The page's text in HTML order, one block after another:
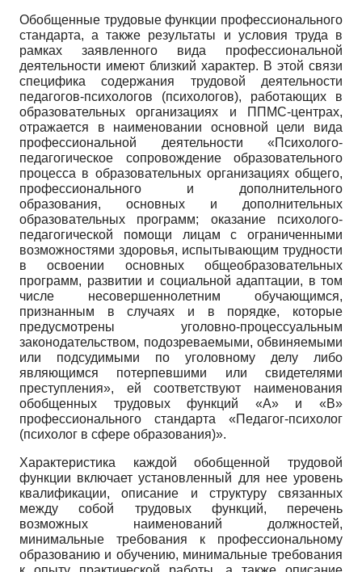
Обобщенные трудовые функции профессионального
стандарта, а также результаты и условия труда в
рамках заявленного вида профессиональной
деятельности имеют близкий характер. В этой связи
специфика содержания трудовой деятельности
педагогов-психологов (психологов), работающих в
образовательных организациях и ППМС-центрах,
отражается в наименовании основной цели вида
профессиональной деятельности «Психолого­
педагогическое сопровождение образовательного
процесса в образовательных организациях общего,
профессионального и дополнительного
образования, основных и дополнительных
образовательных программ; оказание психолого-
педагогической помощи лицам с ограниченными
возможностями здоровья, испытывающим трудности
в освоении основных общеобразовательных
программ, развитии и социальной адаптации, в том
числе несовершеннолетним обучающимся,
признанным в случаях и в порядке, которые
предусмотрены уголовно-процессуальным
законодательством, подозреваемыми, обвиняемыми
или подсудимыми по уголовному делу либо
являющимся потерпевшими или свидетелями
преступления», ей соответствуют наименования
обобщенных трудовых функций «А» и «В»
профессионального стандарта «Педагог-психолог
(психолог в сфере образования)».
Характеристика каждой обобщенной трудовой
функции включает установленный для нее уровень
квалификации, описание и структуру связанных
между собой трудовых функций, перечень
возможных наименований должностей,
минимальные требования к профессиональному
образованию и обучению, минимальные требования